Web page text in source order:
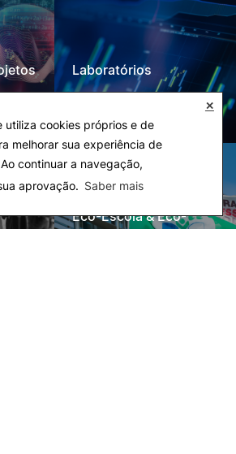
utiliza cookies próprios e de
melhorar sua experiência de
continuar a navegação,
aprovação. Saber mais
✕
Laboratórios
Eco-Escola & Eco-